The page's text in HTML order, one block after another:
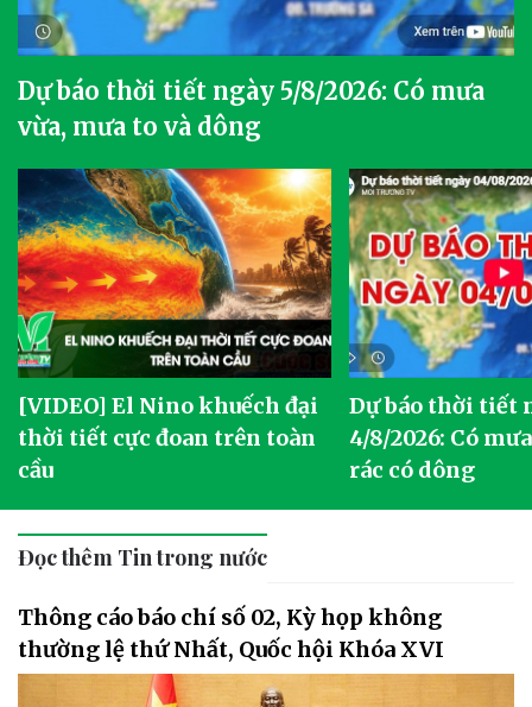
Dự báo thời tiết ngày 5/8/2026: Có mưa
vừa, mưa to và dông
[VIDEO] El Nino khuếch đại
thời tiết cực đoan trên toàn
cầu
Dự báo thời tiết
4/8/2026: Có
rác có dông
Đọc thêm Tin trong nước
Thông cáo báo chí số 02, Kỳ họp không
thường lệ thứ Nhất, Quốc hội Khóa XVI